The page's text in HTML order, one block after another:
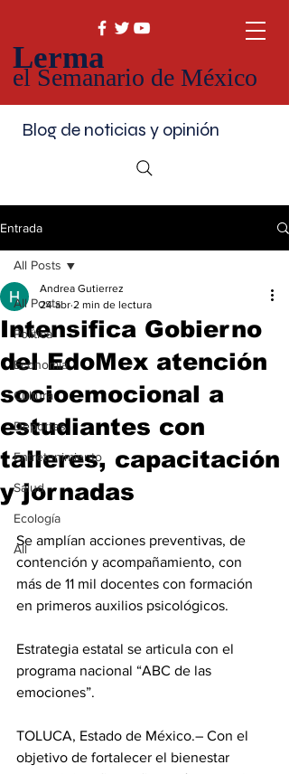
Lerma
el Semanario de México
Blog de noticias y opinión
Entrada
All Posts
Política
Economía
Cultura
Deportes
Entretenimiento
Salud
Ecología
All
All Posts
Intensifica Gobierno
del EdoMex atención
socioemocional a
estudiantes con
talleres, capacitación
y jornadas
Andrea Gutierrez
24 abr 2 min de lectura
Se amplían acciones preventivas, de
contención y acompañamiento, con
más de 11 mil docentes con formación
en primeros auxilios psicológicos.
Estrategia estatal se articula con el
programa nacional “ABC de las
emociones”.
TOLUCA, Estado de México.– Con el
objetivo de fortalecer el bienestar